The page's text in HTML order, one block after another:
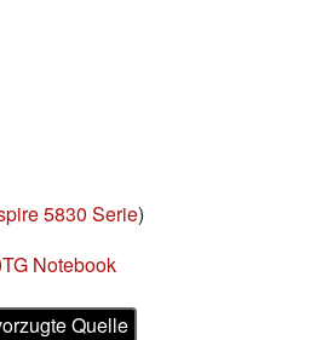
5830 Serie)
Notebook
Quelle